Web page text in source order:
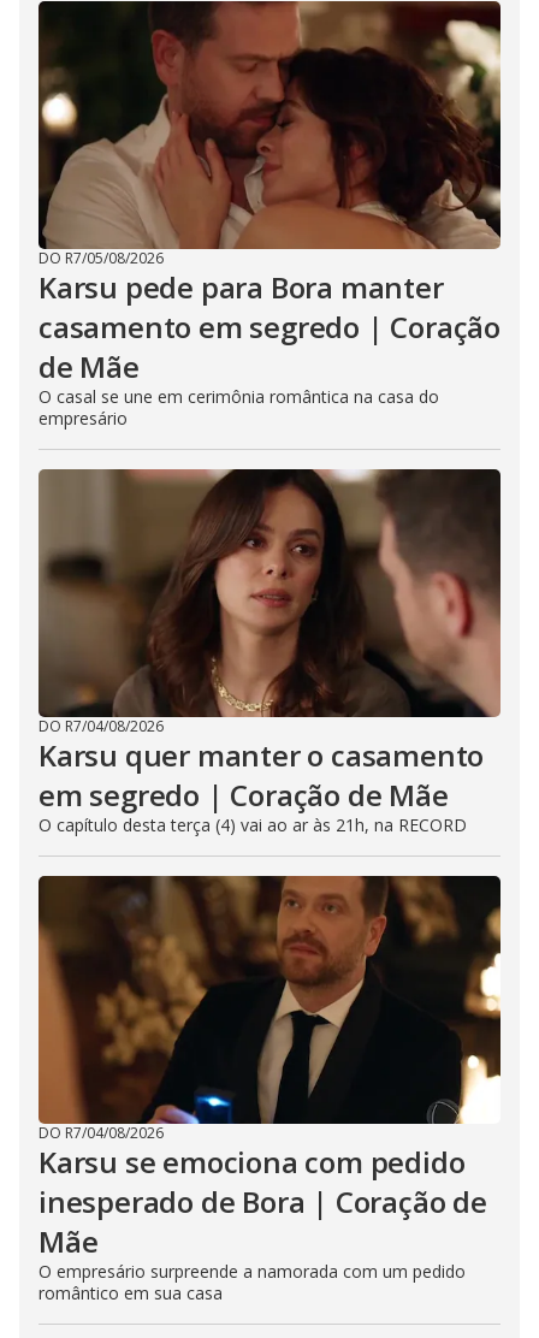
DO R7/05/08/2026
Karsu pede para Bora manter
casamento em segredo | Coração
de Mãe
O casal se une em cerimônia romântica na casa do
empresário
DO R7/04/08/2026
Karsu quer manter o casamento
em segredo | Coração de Mãe
O capítulo desta terça (4) vai ao ar às 21h, na RECORD
DO R7/04/08/2026
Karsu se emociona com pedido
inesperado de Bora | Coração de
Mãe
O empresário surpreende a namorada com um pedido
romântico em sua casa